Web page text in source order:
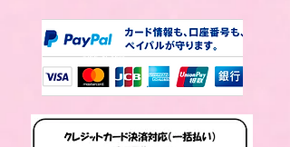
0466-54-8612